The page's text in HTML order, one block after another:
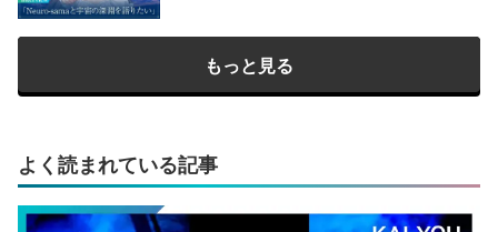
もっと見る
よく読まれている記事